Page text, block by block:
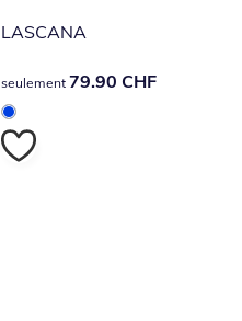
LASCANA
79.90 CHF
seulement 79.90 CHF